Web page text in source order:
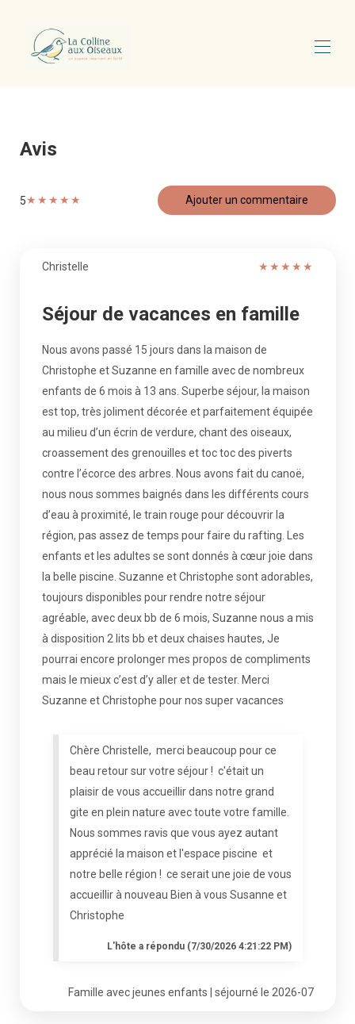
Disponibilités
Avis
5★ ★ ★ ★ ★ Ajouter un commentaire
Christelle ★ ★ ★ ★ ★
Séjour de vacances en famille
Nous avons passé 15 jours dans la maison de
Christophe et Suzanne en famille avec de nombreux
enfants de 6 mois à 13 ans. Superbe séjour, la maison
est top, très joliment décorée et parfaitement équipée
au milieu d’un écrin de verdure, chant des oiseaux,
croassement des grenouilles et toc toc des piverts
contre l’écorce des arbres. Nous avons fait du canoë,
nous nous sommes baignés dans les différents cours
d’eau à proximité, le train rouge pour découvrir la
région, pas assez de temps pour faire du rafting. Les
enfants et les adultes se sont donnés à cœur joie dans
la belle piscine. Suzanne et Christophe sont adorables,
toujours disponibles pour rendre notre séjour
agréable, avec deux bb de 6 mois, Suzanne nous a mis
à disposition 2 lits bb et deux chaises hautes, Je
pourrai encore prolonger mes propos de compliments
mais le mieux c’est d’y aller et de tester. Merci
Suzanne et Christophe pour nos super vacances
Chère Christelle, merci beaucoup pour ce
beau retour sur votre séjour ! c'était un
plaisir de vous accueillir dans notre grand
gite en plein nature avec toute votre famille.
Nous sommes ravis que vous ayez autant
apprécié la maison et l'espace piscine et
notre belle région ! ce serait une joie de vous
accueillir à nouveau Bien à vous Susanne et
Christophe
L'hôte a répondu (7/30/2026 4:21:22 PM)
Famille avec jeunes enfants | séjourné le 2026-07